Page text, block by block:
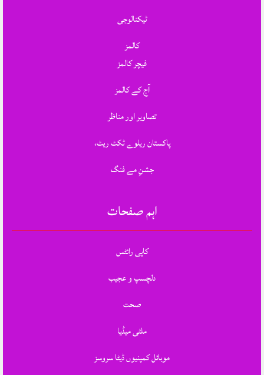
ٹیکنالوجی
کالمز
فیچر کالمز
آج کے کالمز
تصاویر اور مناظر
پاکستان ریلوے ٹکٹ ریٹ،
جشنِ مے فنگ
اہم صفحات
کاپی رائٹس
دلچسپ و عجیب
صحت
ملٹی میڈیا
موبائل کمپنیوں ڈیٹا سروسز